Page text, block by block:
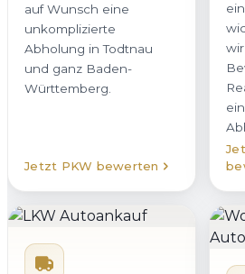
auf Wunsch eine
unkomplizierte
Abholung in Todtnau
und ganz Baden-
Württemberg.
Jetzt PKW bewerten